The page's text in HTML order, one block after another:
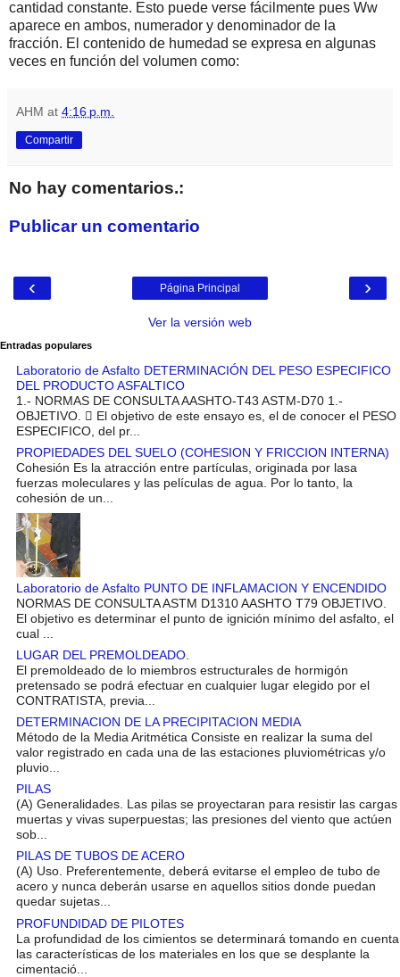
cantidad constante. Esto puede verse fácilmente pues Ww
aparece en ambos, numerador y denominador de la
fracción. El contenido de humedad se expresa en algunas
veces en función del volumen como:
AHM at 4:16 p.m.
Compartir
No hay comentarios.:
Publicar un comentario
‹ ›
Página Principal
Ver la versión web
Entradas populares
Laboratorio de Asfalto DETERMINACIÓN DEL PESO ESPECIFICO
DEL PRODUCTO ASFALTICO
1.- NORMAS DE CONSULTA AASHTO-T43 ASTM-D70 1.-
OBJETIVO.  El objetivo de este ensayo es, el de conocer el PESO
ESPECIFICO, del pr...
PROPIEDADES DEL SUELO (COHESION Y FRICCION INTERNA)
Cohesión Es la atracción entre partículas, originada por lasa
fuerzas moleculares y las películas de agua. Por lo tanto, la
cohesión de un...
Laboratorio de Asfalto PUNTO DE INFLAMACION Y ENCENDIDO
NORMAS DE CONSULTA ASTM D1310 AASHTO T79 OBJETIVO.
El objetivo es determinar el punto de ignición mínimo del asfalto, el
cual ...
LUGAR DEL PREMOLDEADO.
El premoldeado de lo miembros estructurales de hormigón
pretensado se podrá efectuar en cualquier lugar elegido por el
CONTRATISTA, previa...
DETERMINACION DE LA PRECIPITACION MEDIA
Método de la Media Aritmética Consiste en realizar la suma del
valor registrado en cada una de las estaciones pluviométricas y/o
pluvio...
PILAS
(A) Generalidades. Las pilas se proyectaran para resistir las cargas
muertas y vivas superpuestas; las presiones del viento que actúen
sob...
PILAS DE TUBOS DE ACERO
(A) Uso. Preferentemente, deberá evitarse el empleo de tubo de
acero y nunca deberán usarse en aquellos sitios donde puedan
quedar sujetas...
PROFUNDIDAD DE PILOTES
La profundidad de los cimientos se determinará tomando en cuenta
las características de los materiales en los que se desplante la
cimentació...